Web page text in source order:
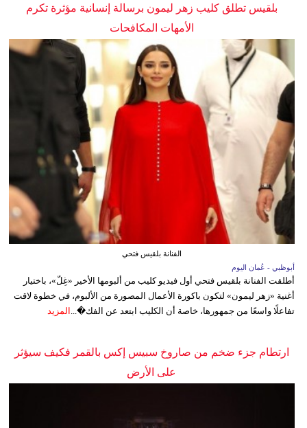
بلقيس تطلق كليب زهر ليمون برسالة إنسانية مؤثرة تكرم
الأمهات المكافحات
الفنانة بلقيس فتحي
أبوظبي - عُمان اليوم
أطلقت الفنانة بلقيس فتحي أول فيديو كليب من ألبومها الأخير «غِلّ»، باختيار
أغنية «زهر ليمون» لتكون باكورة الأعمال المصورة من الألبوم، في خطوة لاقت
تفاعلًا واسعًا من جمهورها، خاصة أن الكليب ابتعد عن الفك�... المزيد
ارتطام جزء ضخم من صاروخ سبيس إكس بالقمر فكيف سيؤثر
على الأرض